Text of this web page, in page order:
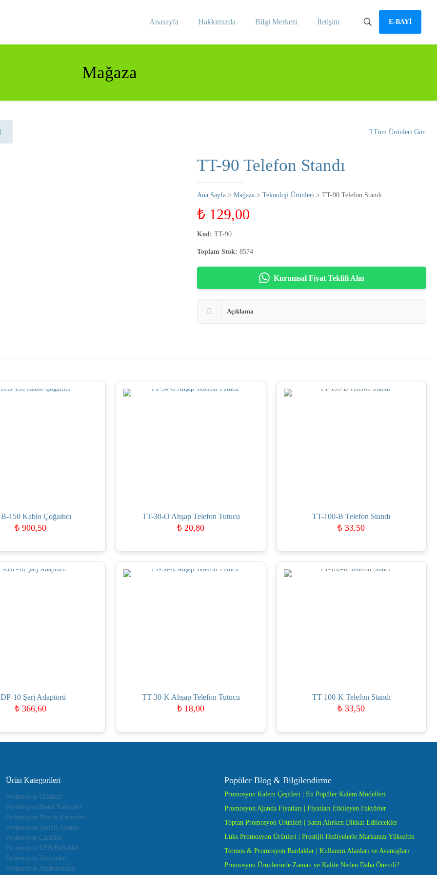
Anasayfa Hakkımızda Bilgi Merkezi İletişim E-BAYİ
Mağaza
Tüm Ürünleri Gör
TT-90 Telefon Standı
Ana Sayfa > Mağaza > Teknoloji Ürünleri > TT-90 Telefon Standı
₺ 129,00
Kod: TT-90
Toplam Stok: 8574
Kurumsal Fiyat Teklifi Alın
Açıklama
150 Kablo Çoğaltıcı
₺900,50
TT-30-O Ahşap Telefon Tutucu
₺ 20,80
TT-100-B Telefon Standı
₺ 33,50
10 Şarj Adaptörü
₺366,60
TT-30-K Ahşap Telefon Tutucu
₺ 18,00
TT-100-K Telefon Standı
₺ 33,50
Ürün Kategorileri
Promosyon Ürünleri
Promosyon Metal Kalemler
Promosyon Plastik Kalemler
Promosyon Tarihli Ajanda
Promosyon Çantalar
Promosyon USB Bellekler
Promosyon Termoslar
Promosyon Anahtarlıklar
Popüler Blog & Bilgilendirme
Promosyon Kalem Çeşitleri | En Popüler Kalem Modelleri
Promosyon Ajanda Fiyatları | Fiyatları Etkileyen Faktörler
Toptan Promosyon Ürünleri | Satın Alırken Dikkat Edilecekler
Lüks Promosyon Ürünleri | Prestijli Hediyelerle Markanızı Yükseltin
Termos & Promosyon Bardaklar | Kullanım Alanları ve Avantajları
Promosyon Ürünlerinde Zaman ve Kalite Neden Daha Önemli?